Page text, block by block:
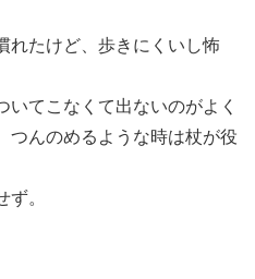
れたけど、歩きにくいし怖
てこなくて出ないのがよく
つんのめるような時は杖が役
。